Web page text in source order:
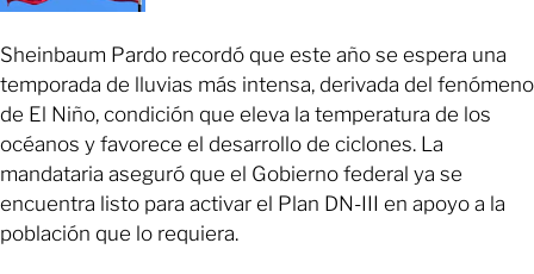
Sheinbaum Pardo recordó que este año se espera una
temporada de lluvias más intensa, derivada del fenómeno
de El Niño, condición que eleva la temperatura de los
océanos y favorece el desarrollo de ciclones. La
mandataria aseguró que el Gobierno federal ya se
encuentra listo para activar el Plan DN-III en apoyo a la
población que lo requiera.